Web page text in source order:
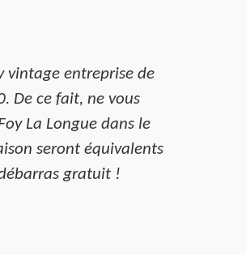
vintage entreprise de
De ce fait, ne vous
La Longue dans le
seront équivalents
gratuit !